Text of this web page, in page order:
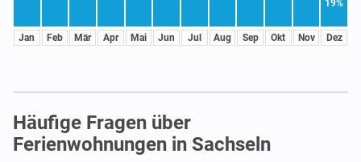
Jan Feb Mär Apr Mai Jun Jul Aug Sep Okt Nov
19%
Dez
Häufige Fragen über
Ferienwohnungen in Sachseln